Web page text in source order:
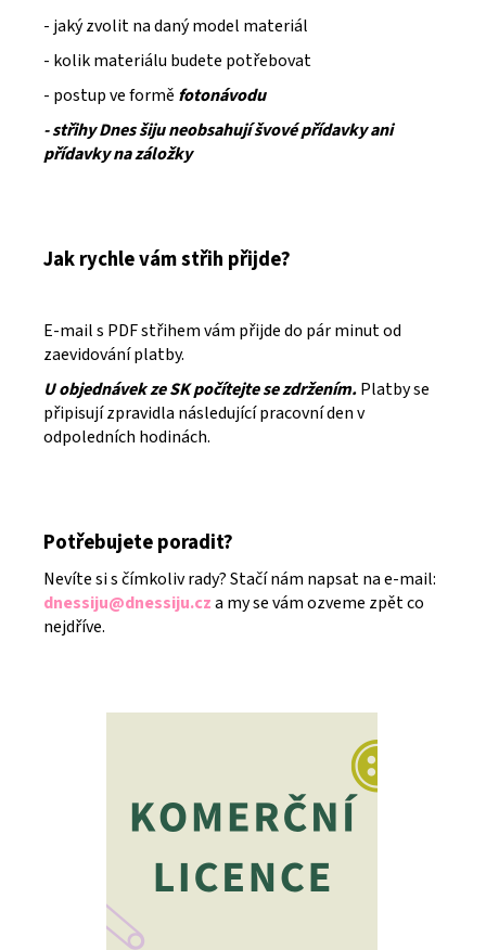
- jaký zvolit na daný model materiál
- kolik materiálu budete potřebovat
- postup ve formě fotonávodu
- střihy Dnes šiju neobsahují švové přídavky ani
přídavky na záložky
Jak rychle vám střih přijde?
E-mail s PDF střihem vám přijde do pár minut od
zaevidování platby.
U objednávek ze SK počítejte se zdržením.Platby se
připisují zpravidla následující pracovní den v
odpoledních hodinách.
Potřebujete poradit?
Nevíte si s čímkoliv rady? Stačí nám napsat na e-mail:
dnessiju@dnessiju.cza my se vám ozveme zpět co
nejdříve.